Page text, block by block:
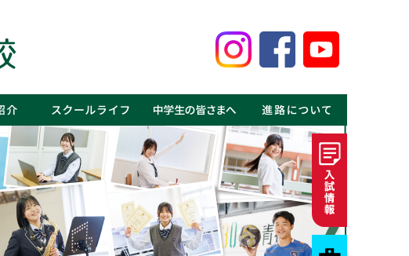
・青春図鑑
・数字で見る鹿高の魅力
・年間行事
・施設紹介
・制服紹介
・保護者の声
・フォトギャラリー
・青春白書MOVIE ・体験入学
・資料請求
・募集要項・入試情報
・学費・特待生制度 ・進学実績
・就職実績
・卒業生の声